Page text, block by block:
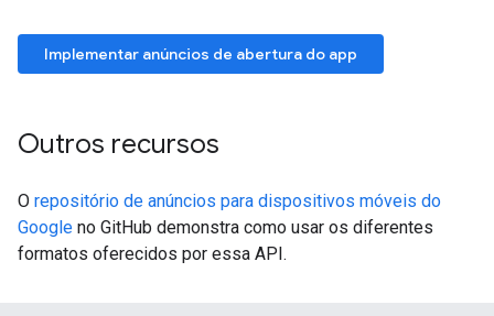
Implementar anúncios de abertura do app
Outros recursos
O repositório de anúncios para dispositivos móveis do
Google no GitHub demonstra como usar os diferentes
formatos oferecidos por essa API.